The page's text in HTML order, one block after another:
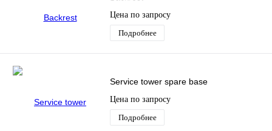
Цена по запросу
Подробнее
Service tower spare base
Цена по запросу
Подробнее